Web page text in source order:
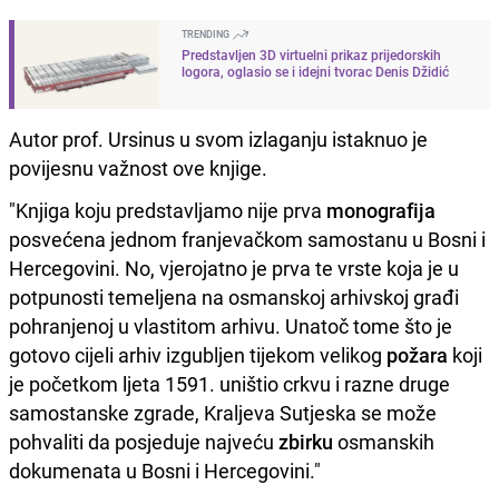
TRENDING
Predstavljen 3D virtuelni prikaz prijedorskih
logora, oglasio se i idejni tvorac Denis Džidić
Autor prof. Ursinus u svom izlaganju istaknuo je
povijesnu važnost ove knjige.
"Knjiga koju predstavljamo nije prva monografija
posvećena jednom franjevačkom samostanu u Bosni i
Hercegovini. No, vjerojatno je prva te vrste koja je u
potpunosti temeljena na osmanskoj arhivskoj građi
pohranjenoj u vlastitom arhivu. Unatoč tome što je
gotovo cijeli arhiv izgubljen tijekom velikog požara koji
je početkom ljeta 1591. uništio crkvu i razne druge
samostanske zgrade, Kraljeva Sutjeska se može
pohvaliti da posjeduje najveću zbirku osmanskih
dokumenata u Bosni i Hercegovini."